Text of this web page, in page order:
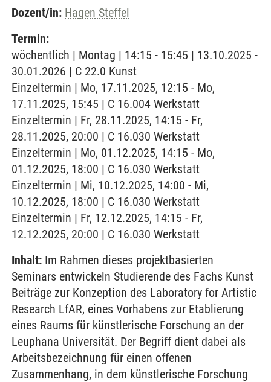
Dozent/in: Hagen Steffel
Termin:
wöchentlich | Montag | 14:15 - 15:45 | 13.10.2025 -
30.01.2026 | C 22.0 Kunst
Einzeltermin | Mo, 17.11.2025, 12:15 - Mo,
17.11.2025, 15:45 | C 16.004 Werkstatt
Einzeltermin | Fr, 28.11.2025, 14:15 - Fr,
28.11.2025, 20:00 | C 16.030 Werkstatt
Einzeltermin | Mo, 01.12.2025, 14:15 - Mo,
01.12.2025, 18:00 | C 16.030 Werkstatt
Einzeltermin | Mi, 10.12.2025, 14:00 - Mi,
10.12.2025, 18:00 | C 16.030 Werkstatt
Einzeltermin | Fr, 12.12.2025, 14:15 - Fr,
12.12.2025, 20:00 | C 16.030 Werkstatt
Inhalt: Im Rahmen dieses projektbasierten
Seminars entwickeln Studierende des Fachs Kunst
Beiträge zur Konzeption des Laboratory for Artistic
Research LfAR, eines Vorhabens zur Etablierung
eines Raums für künstlerische Forschung an der
Leuphana Universität. Der Begriff dient dabei als
Arbeitsbezeichnung für einen offenen
Zusammenhang, in dem künstlerische Forschung